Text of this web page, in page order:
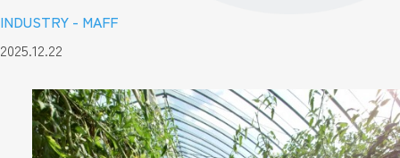
INDUSTRY - MAFF
2025.12.22